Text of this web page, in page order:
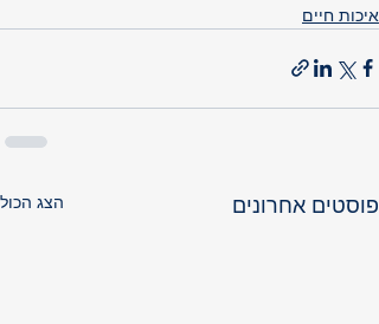
איכות חיים
פוסטים אחרונים הצג הכול